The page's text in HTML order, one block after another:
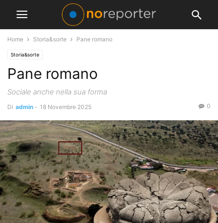
Home Storia&sorte Pane romano
Storia&sorte
Pane romano
Sociale anche nella sua forma
Di admin - 18 Novembre 2025 0